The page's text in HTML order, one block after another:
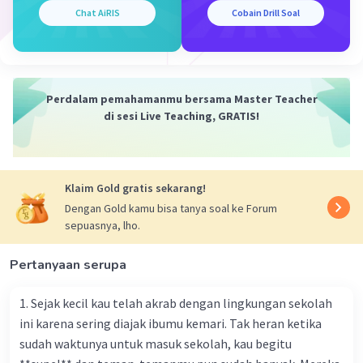
Chat AiRIS Cobain Drill Soal
Perdalam pemahamanmu bersama Master Teacher
di sesi Live Teaching, GRATIS!
Klaim Gold gratis sekarang!
Dengan Gold kamu bisa tanya soal ke Forum
sepuasnya, lho.
Pertanyaan serupa
1. Sejak kecil kau telah akrab dengan lingkungan sekolah
ini karena sering diajak ibumu kemari. Tak heran ketika
sudah waktunya untuk masuk sekolah, kau begitu